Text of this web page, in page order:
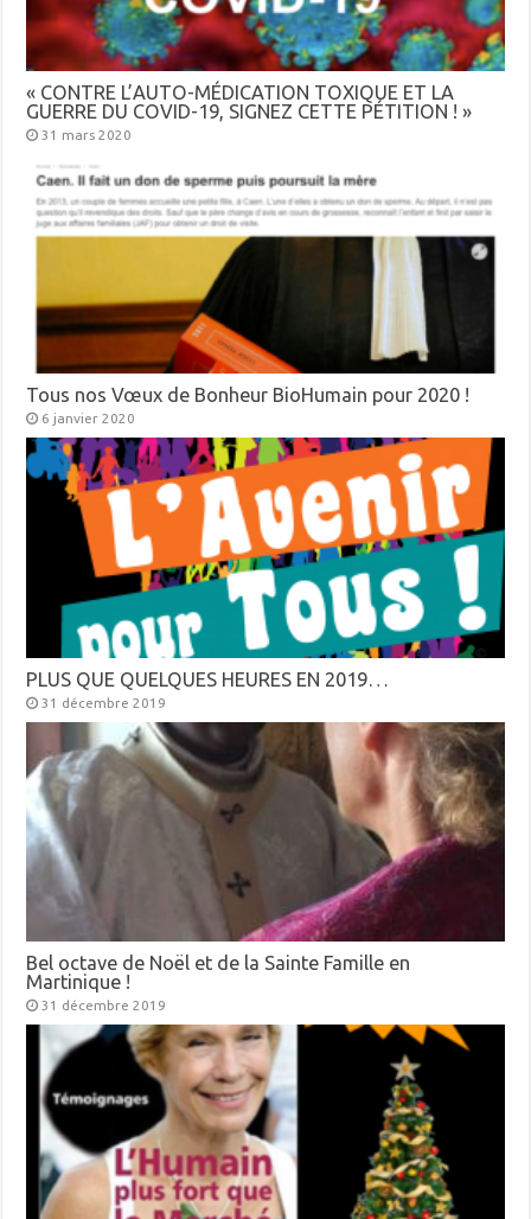
« CONTRE L’AUTO-MÉDICATION TOXIQUE ET LA
GUERRE DU COVID-19, SIGNEZ CETTE PÉTITION ! »
31 mars 2020
Tous nos Vœux de Bonheur BioHumain pour 2020 !
6 janvier 2020
PLUS QUE QUELQUES HEURES EN 2019…
31 décembre 2019
Bel octave de Noël et de la Sainte Famille en
Martinique !
31 décembre 2019